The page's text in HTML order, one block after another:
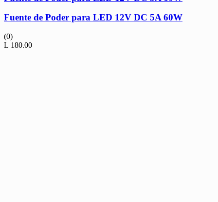
Fuente de Poder para LED 12V DC 5A 60W
(0)
L 180.00